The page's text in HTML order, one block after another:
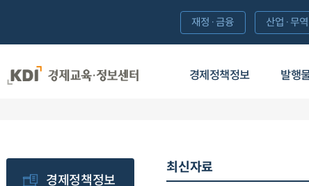
경제정책정보 발행
재정·금융 산업·무역
경제정책정보
최신자료